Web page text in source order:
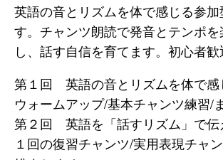
英語の音とリズムを体で感じる参
す。チャンツ朗読で発音とテンポ
し、話す自信を育てます。初心者歓
第１回 英語の音とリズムを体で感
ウォームアップ/基本チャンツ練習/
第２回 英語を「話すリズム」で伝
１回の復習チャンツ/実用表現チャ